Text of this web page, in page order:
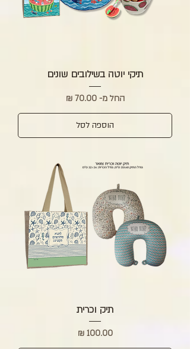
תיקי יוטה בשילובים שונים
החל מ-
‏70.00 ‏₪
מחיר מבצע
הוספה לסל
תיק וכרית
מחיר‏100.00 ‏₪